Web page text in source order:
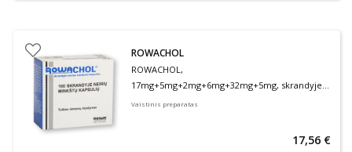
ROWACHOL
ROWACHOL,
17mg+5mg+2mg+6mg+32mg+5mg, skrandyje
neirios minkštos kapsulės, N100
Vaistinis preparatas
17,56 €